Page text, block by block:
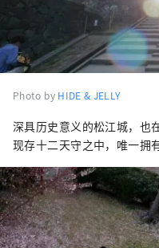
Photo by HIDE & JELLY
深具历史意义的松江城，也
现存十二天守之中，唯一拥